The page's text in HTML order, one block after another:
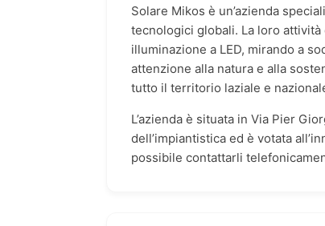
Solare Mikos è un’azienda
tecnologici globali. La loro
illuminazione a LED, mirando a
attenzione alla natura e alla
tutto il territorio laziale e
L’azienda è situata in Via Pier
dell’impiantistica ed è votata
possibile contattarli